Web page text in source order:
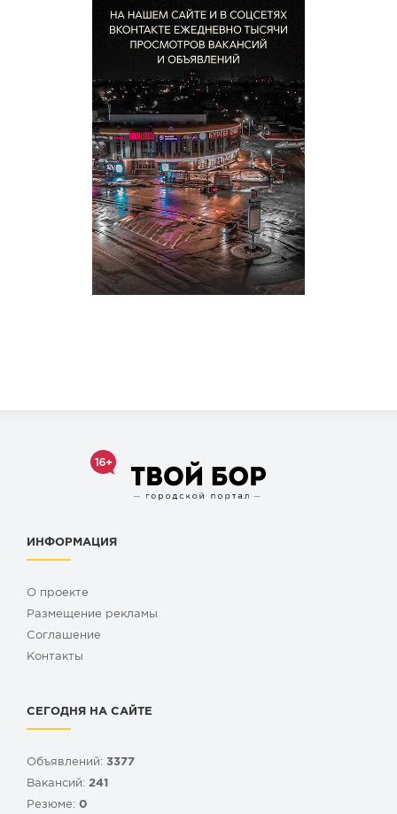
ИНФОРМАЦИЯ
О проекте
Размещение рекламы
Cоглашение
Контакты
СЕГОДНЯ НА САЙТЕ
Объявлений: 3377
Вакансий: 241
Резюме: 0